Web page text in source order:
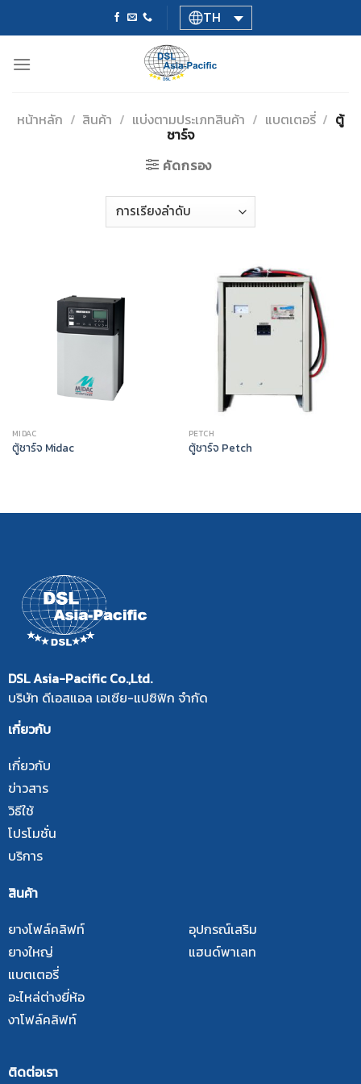
TH
หน้าหลัก / สินค้า / แบ่งตามประเภทสินค้า / แบตเตอรี่ / ตู้
ชาร์จ
คัดกรอง
MIDAC
ตู้ชาร์จ Midac
PETCH
ตู้ชาร์จ Petch
DSL Asia-Pacific Co.,Ltd.
บริษัท ดีเอสแอล เอเซีย-แปซิฟิก จำกัด
เกี่ยวกับ
เกี่ยวกับ
ข่าวสาร
วิธีใช้
โปรโมชั่น
บริการ
สินค้า
ยางโฟล์คลิฟท์
ยางใหญ่
แบตเตอรี่
อะไหล่ต่างยี่ห้อ
งาโฟล์คลิฟท์
อุปกรณ์เสริม
แฮนด์พาเลท
ติดต่อเรา